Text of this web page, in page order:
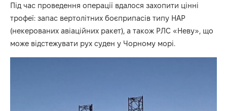
Під час проведення операції вдалося захопити цінні
трофеї: запас вертолітних боєприпасів типу НАР
(некерованих авіаційних ракет), а також РЛС «Неву», що
може відстежувати рух суден у Чорному морі.